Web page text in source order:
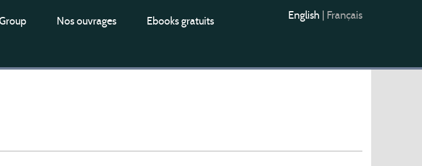
Nos ouvrages Ebooks gratuits English Français